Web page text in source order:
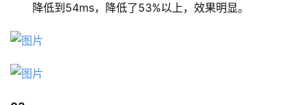
降低到54ms，降低了53%以上，效果明显。